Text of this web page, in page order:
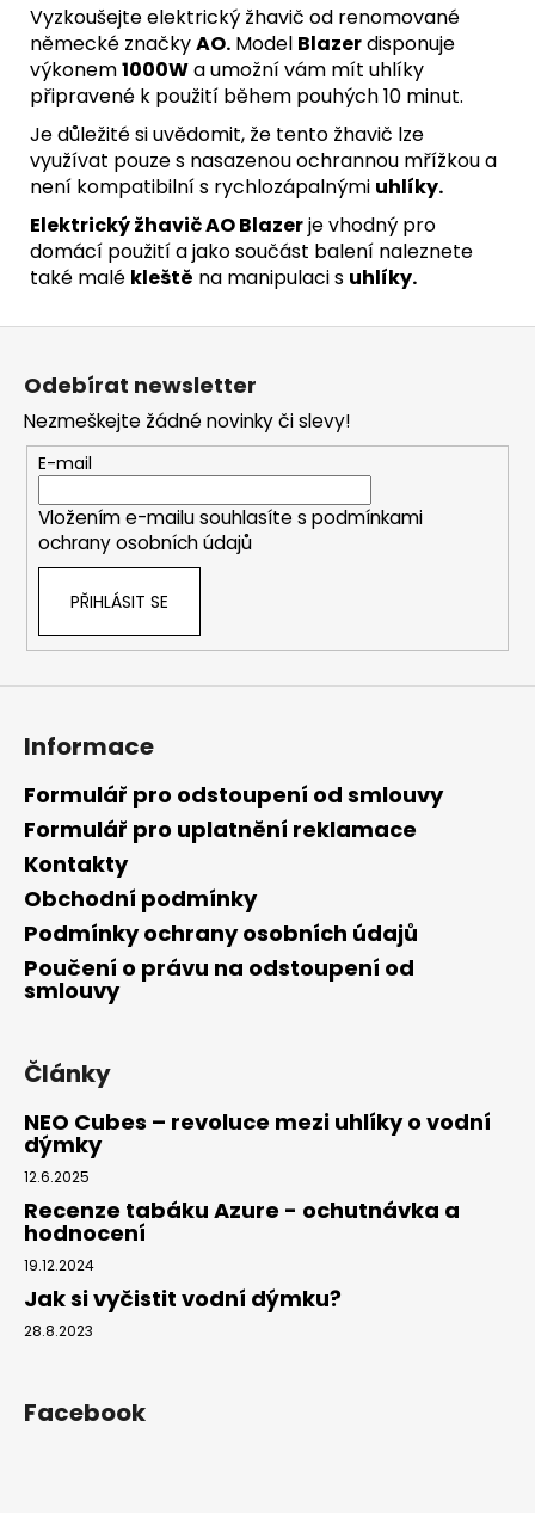
Vyzkoušejte elektrický žhavič od renomované
německé značkyAO. Model Blazerdisponuje
výkonem1000Wa umožní vám mít uhlíky
připravené k použití během pouhých 10 minut.
Je důležité si uvědomit, že tento žhavič lze
využívat pouze s nasazenou ochrannou mřížkou a
není kompatibilní s rychlozápalnými uhlíky.
Elektrický žhavič AO Blazerje vhodný pro
domácí použití a jako součást balení naleznete
také malé kleště na manipulaci s uhlíky.
Odebírat newsletter
Nezmeškejte žádné novinky či slevy!
E-mail
Vložením e-mailu souhlasíte s podmínkami
ochrany osobních údajů
PŘIHLÁSIT SE
Informace
Formulář pro odstoupení od smlouvy
Formulář pro uplatnění reklamace
Kontakty
Obchodní podmínky
Podmínky ochrany osobních údajů
Poučení o právu na odstoupení od
smlouvy
Články
NEO Cubes – revoluce mezi uhlíky o vodní
dýmky
12.6.2025
Recenze tabáku Azure - ochutnávka a
hodnocení
19.12.2024
Jak si vyčistit vodní dýmku?
28.8.2023
Facebook